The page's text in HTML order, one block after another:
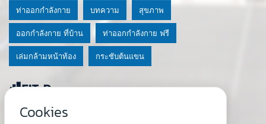
© 2020 Fit-D.com & Fit-D Finess
ท่าออกกำลังกาย บทความ สุขภาพ
ออกกำลังกาย ที่บ้าน ท่าออกกำลังกาย ฟรี
เล่มกล้ามหน้าท้อง กระชับต้นแขน
Cookies